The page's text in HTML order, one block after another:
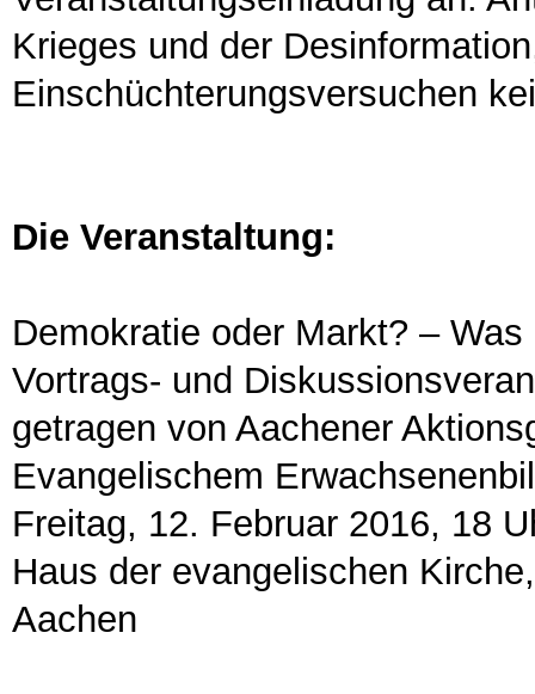
Krieges und der
Einschüchterungsversuchen
Die Veranstaltung:
Demokratie oder Markt? –
Vortrags- und
getragen von Aachener
Evangelischem
Freitag, 12. Februar 2016, 18
Haus der evangelischen
Aachen